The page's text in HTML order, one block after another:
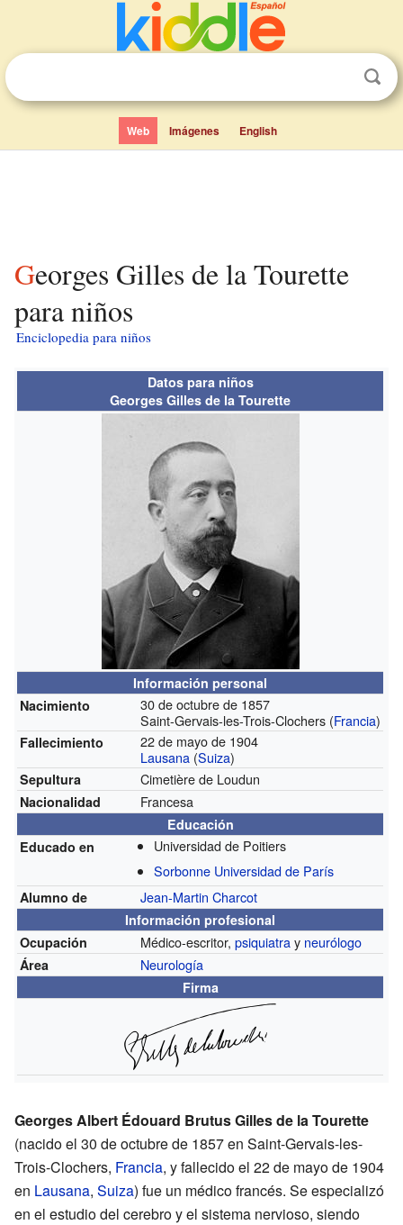
Web Imágenes English
Georges Gilles de la Tourette
para niños
Enciclopedia para niños
Datos para niños
Georges Gilles de la Tourette
Información personal
Nacimiento
30 de octubre de 1857
Saint-Gervais-les-Trois-Clochers (Francia)
Fallecimiento
22 de mayo de 1904
Lausana (Suiza)
Sepultura Cimetière de Loudun
Nacionalidad Francesa
Educación
Educado en
Universidad de Poitiers
Sorbonne Universidad de París
Alumno de Jean-Martin Charcot
Información profesional
Ocupación
Médico-escritor,psiquiatray neurólogo
Área Neurología
Firma
Georges Albert Édouard Brutus Gilles de la Tourette
(nacido el 30 de octubre de 1857 en Saint-Gervais-les-
Trois-Clochers, Francia, y fallecido el 22 de mayo de 1904
en Lausana, Suiza) fue un médico francés. Se especializó
en el estudio del cerebro y el sistema nervioso, siendo